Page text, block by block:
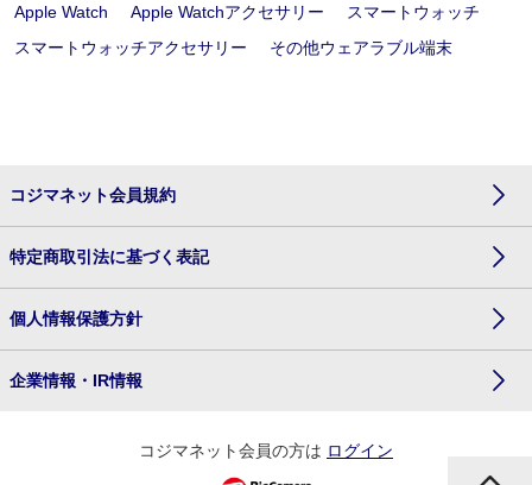
Apple Watch Apple Watchアクセサリー
スマートウォッチ
スマートウォッチアクセサリー
その他ウェアラブル端末
コジマネット会員規約
特定商取引法に基づく表記
個人情報保護方針
企業情報・IR情報
コジマネット会員の方は ログイン